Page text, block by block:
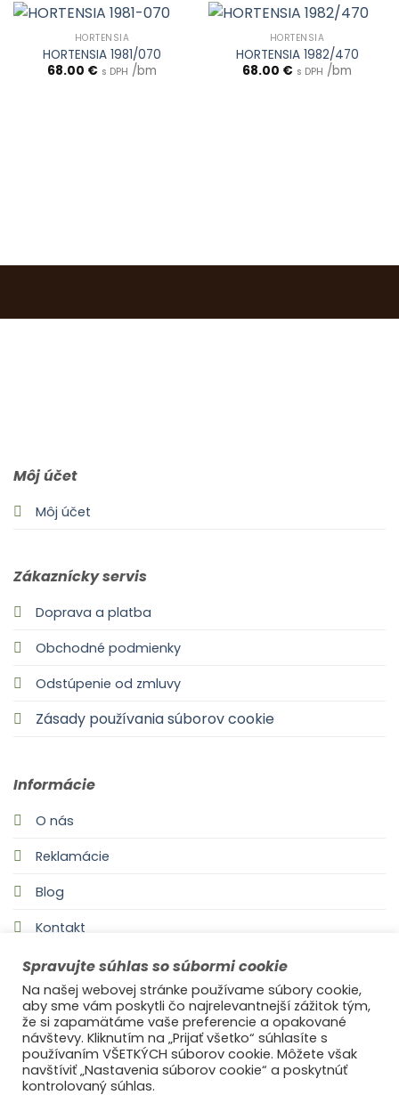
HORTENSIA
HORTENSIA 1981/070
68.00 € s DPH /bm
HORTENSIA
HORTENSIA 1982/470
68.00 € s DPH /bm
Môj účet
Môj účet
Zákaznícky servis
Doprava a platba
Obchodné podmienky
Odstúpenie od zmluvy
Zásady používania súborov cookie
Informácie
O nás
Reklamácie
Blog
Kontakt
©2021Ufonaut - Webcreation
Spravujte súhlas so súbormi cookie
Na našej webovej stránke používame súbory cookie,
aby sme vám poskytli čo najrelevantnejší zážitok tým,
že si zapamätáme vaše preferencie a opakované
návštevy. Kliknutím na „Prijať všetko“ súhlasíte s
používaním VŠETKÝCH súborov cookie. Môžete však
navštíviť „Nastavenia súborov cookie“ a poskytnúť
kontrolovaný súhlas.